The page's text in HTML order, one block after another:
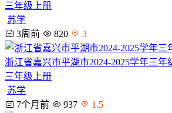
三年级上册
苏学
3周前
820 3
浙江省嘉兴市平湖市2024-2025学年三
三年级上册
苏学
7个月前
937 1.5